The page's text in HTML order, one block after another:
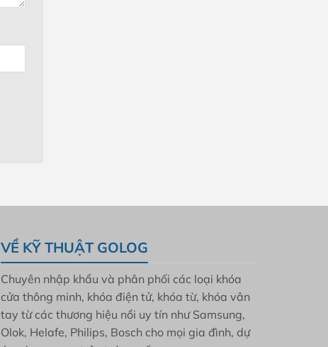
VỀ KỸ THUẬT GOLOG
Chuyên nhập khẩu và phân phối các loại khóa
cửa thông minh, khóa điện tử, khóa từ, khóa vân
tay từ các thương hiệu nổi uy tín như Samsung,
Olok, Helafe, Philips, Bosch cho mọi gia đình, dự